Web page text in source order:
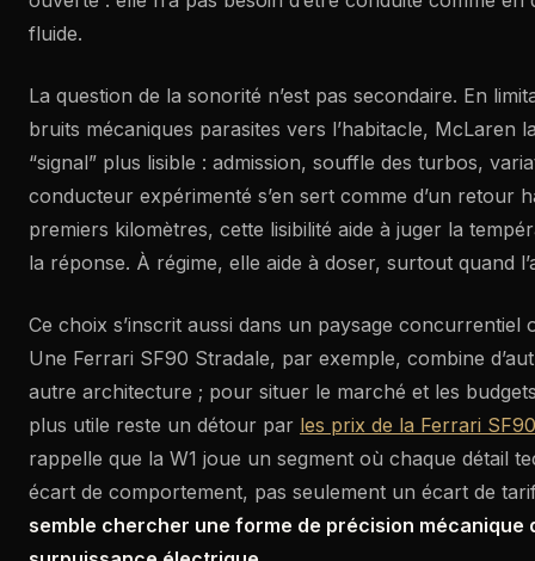
fluide.
La question de la sonorité n’est pas secondaire. En
bruits mécaniques parasites vers l’habitacle, McLaren
“signal” plus lisible : admission, souffle des turbos,
conducteur expérimenté s’en sert comme d’un retour
premiers kilomètres, cette lisibilité aide à juger la
la réponse. À régime, elle aide à doser, surtout quand
Ce choix s’inscrit aussi dans un paysage concurrentiel
Une Ferrari SF90 Stradale, par exemple, combine
autre architecture ; pour situer le marché et les
plus utile reste un détour par les prix de la Ferrari
rappelle que la W1 joue un segment où chaque détail
écart de comportement, pas seulement un écart de
semble chercher une forme de précision mécanique